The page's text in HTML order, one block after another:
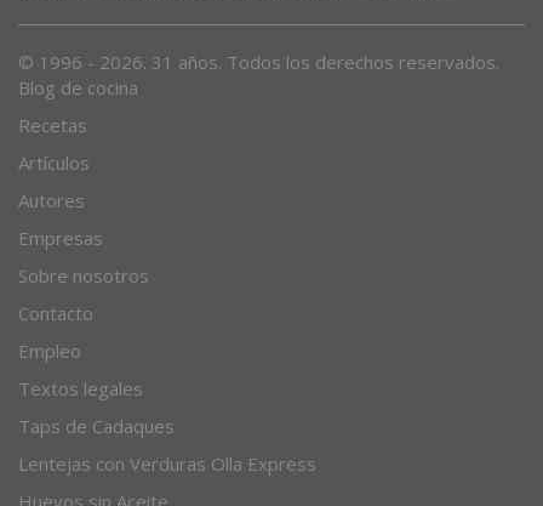
© 1996 - 2026. 31 años. Todos los derechos reservados.
Blog de cocina
Recetas
Artículos
Autores
Empresas
Sobre nosotros
Contacto
Empleo
Textos legales
Taps de Cadaques
Lentejas con Verduras Olla Express
Huevos sin Aceite